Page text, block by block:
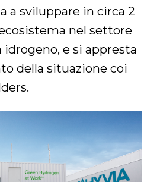
a sviluppare in circa 2
nel settore
e si appresta
della situazione coi